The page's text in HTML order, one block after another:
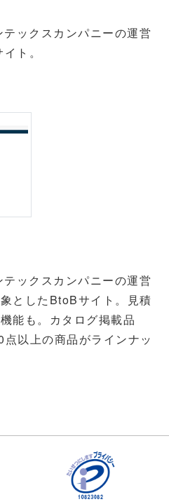
ックスカンパニーの運営
ト。
ックスカンパニーの運営
としたBtoBサイト。見積
能も。カタログ掲載品
以上の商品がラインナッ